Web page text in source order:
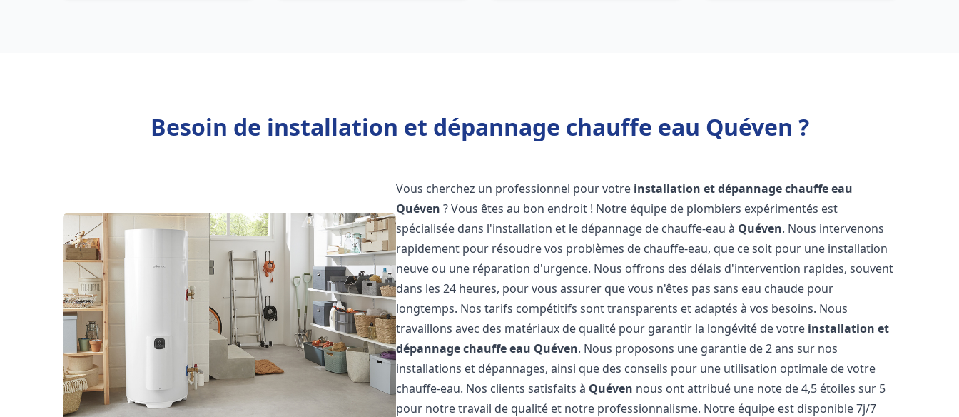
Besoin de installation et dépannage chauffe eau Quéven ?
Vous cherchez un professionnel pour votre installation et dépannage chauffe eau
Quéven ? Vous êtes au bon endroit ! Notre équipe de plombiers expérimentés est
spécialisée dans l'installation et le dépannage de chauffe-eau à Quéven. Nous intervenons
rapidement pour résoudre vos problèmes de chauffe-eau, que ce soit pour une installation
neuve ou une réparation d'urgence. Nous offrons des délais d'intervention rapides, souvent
dans les 24 heures, pour vous assurer que vous n'êtes pas sans eau chaude pour
longtemps. Nos tarifs compétitifs sont transparents et adaptés à vos besoins. Nous
travaillons avec des matériaux de qualité pour garantir la longévité de votre installation et
dépannage chauffe eau Quéven. Nous proposons une garantie de 2 ans sur nos
installations et dépannages, ainsi que des conseils pour une utilisation optimale de votre
chauffe-eau. Nos clients satisfaits à Quéven nous ont attribué une note de 4,5 étoiles sur 5
pour notre travail de qualité et notre professionnalisme. Notre équipe est disponible 7j/7